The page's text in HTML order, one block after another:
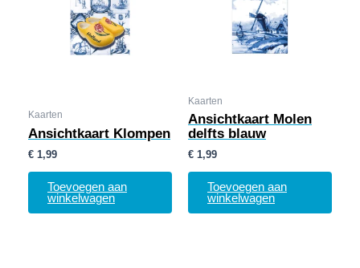
Kaarten
Ansichtkaart Klompen
€ 1,99
Toevoegen aan
winkelwagen
Kaarten
Ansichtkaart Molen
delfts blauw
€ 1,99
Toevoegen aan
winkelwagen